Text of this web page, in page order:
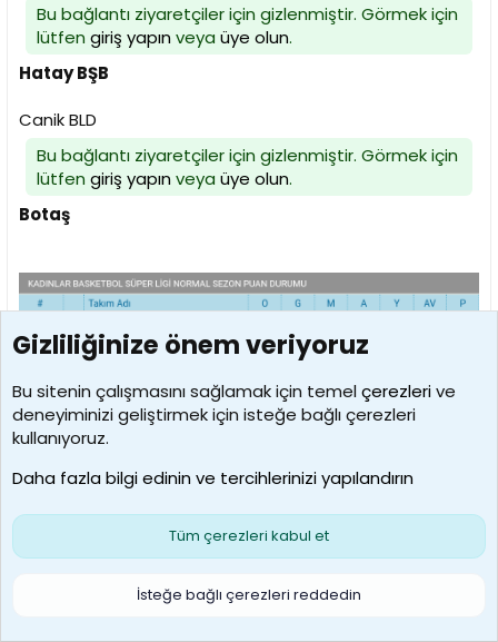
Bu bağlantı ziyaretçiler için gizlenmiştir. Görmek için
lütfen giriş yapınveya üye olun.
Hatay BŞB
Canik BLD
Bu bağlantı ziyaretçiler için gizlenmiştir. Görmek için
lütfen giriş yapınveya üye olun.
Botaş
Gizliliğinize önem veriyoruz
Bu sitenin çalışmasını sağlamak için temelçerezlerive
deneyiminizi geliştirmek için isteğe bağlı çerezleri
kullanıyoruz.
Daha fazla bilgi edinin ve tercihlerinizi yapılandırın
Tüm çerezleri kabul et
İsteğe bağlı çerezleri reddedin